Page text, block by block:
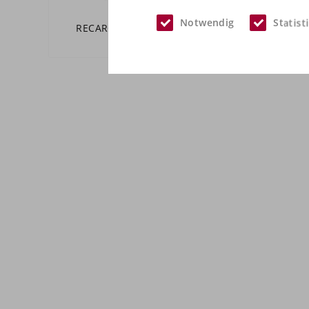
Notwendig
RECARO Cross Sportster CS